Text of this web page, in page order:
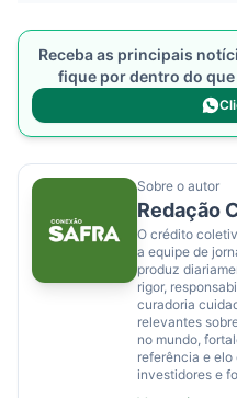
Receba as principais
fique por dentro do
Sobre o autor
Redação
O crédito
a equipe de
produz
rigor,
curadoria
relevantes
no mundo,
referência e elo
investidores e